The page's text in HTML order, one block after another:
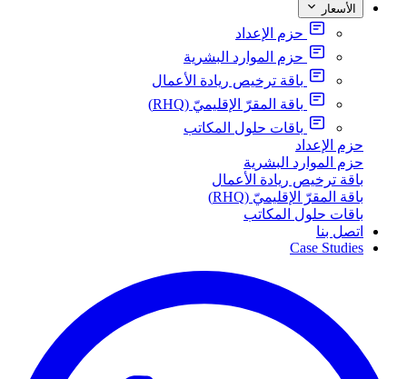
الأسعار
حزم الإعداد
حزم الموارد البشرية
باقة ترخيص ريادة الأعمال
باقة المقرّ الإقليميّ (RHQ)
باقات حلول المكاتب
حزم الإعداد
حزم الموارد البشرية
باقة ترخيص ريادة الأعمال
باقة المقرّ الإقليميّ (RHQ)
باقات حلول المكاتب
اتصل بنا
Case Studies